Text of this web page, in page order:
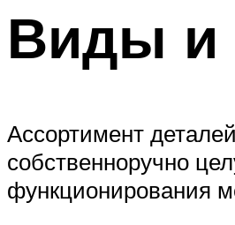
Виды и
Ассортимент
собственноручно
функционирования